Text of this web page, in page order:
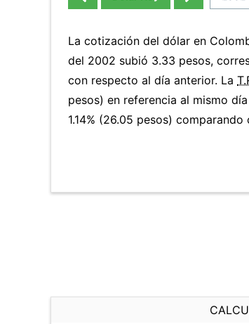
La cotización del dólar en
del 2002 subió 3.33 pesos,
con respecto al día anterior. La
pesos) en referencia al mismo
1.14% (26.05 pesos)